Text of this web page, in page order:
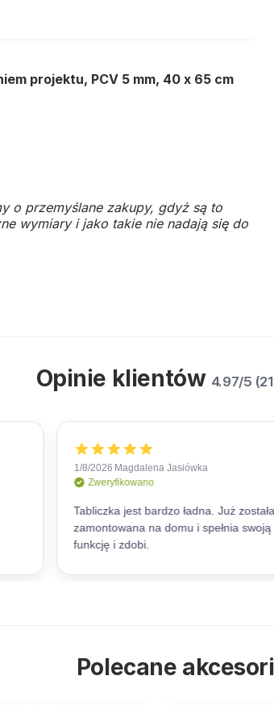
projektu, PCV 5 mm, 40 x 65 cm
o przemyślane zakupy, gdyż są to
wymiary i jako takie nie nadają się do
Opinie klientów 4.97/5
Polecane